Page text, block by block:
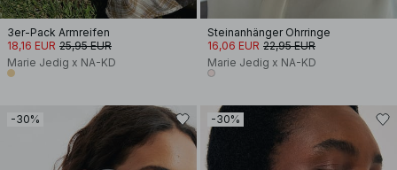
3er-Pack Armreifen
18,16 EUR 25,95 EUR
Marie Jedig x NA-KD
Steinanhänger Ohrringe
16,06 EUR 22,95 EUR
Marie Jedig x NA-KD
-30% -30%